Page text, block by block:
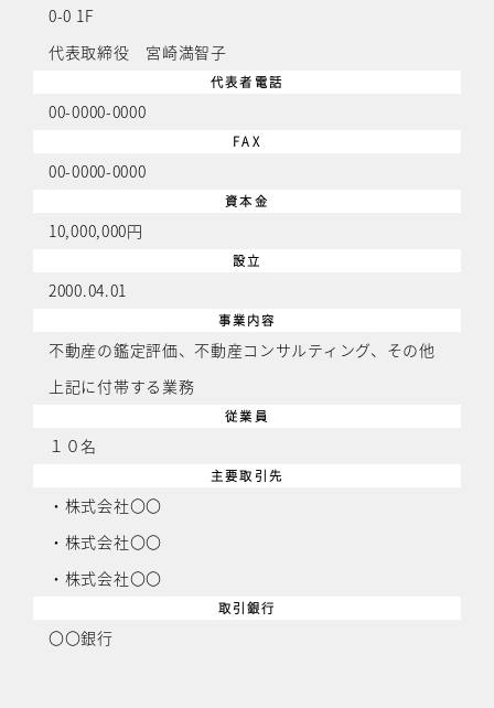
0-0 1F
代表取締役 宮崎満智子
代表者電話
00-0000-0000
FAX
00-0000-0000
資本金
10,000,000円
設立
2000.04.01
事業内容
不動産の鑑定評価、不動産コンサルティング、その他
上記に付帯する業務
従業員
１０名
主要取引先
・株式会社〇〇
・株式会社〇〇
・株式会社〇〇
取引銀行
〇〇銀行